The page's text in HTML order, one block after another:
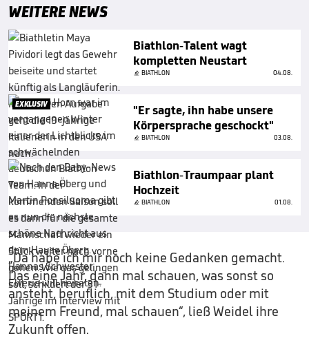
WEITERE NEWS
Biathlon-Talent wagt
kompletten Neustart
BIATHLON 04.08.
EXKLUSIV
"Er sagte, ihn habe unsere
Körpersprache geschockt"
BIATHLON 03.08.
Biathlon-Traumpaar plant
Hochzeit
BIATHLON 01.08.
„Da habe ich mir noch keine Gedanken gemacht.
Das eine Jahr, dann mal schauen, was sonst so
ansteht, beruflich, mit dem Studium oder mit
meinem Freund, mal schauen“, ließ Weidel ihre
Zukunft offen.